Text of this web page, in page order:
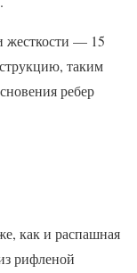
жесткости — 15
таким
ребер
как и распашная
рифленой